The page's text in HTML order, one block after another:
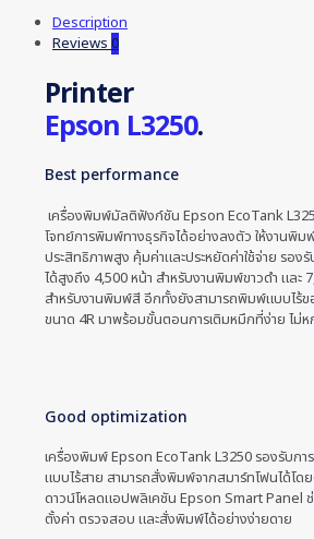
Description
Reviews 0
Printer
Epson L3250.
Best performance
เครื่องพิมพ์มัลติฟังก์ชัน Epson EcoTank
โจทย์การพิมพ์ทางธุรกิจได้อย่างลงตัว ให้งานพิม
ประสิทธิภาพสูง คุ้มค่าและประหยัดค่าใช้จ่าย รอง
ได้สูงถึง 4,500 หน้า สำหรับงานพิมพ์ขาวดำ และ
สำหรับงานพิมพ์สี อีกทั้งยังสามารถพิมพ์แบบไร้ข
ขนาด 4R มาพร้อมขั้นตอนการเติมหมึกที่ง่าย ไม่ห
Good optimization
เครื่องพิมพ์ Epson EcoTank L3250 รองรับกา
แบบไร้สาย สามารถสั่งพิมพ์จากสมาร์ทโฟนได้โด
ดาวน์โหลดแอปพลิเคชัน Epson Smart Panel
ตั้งค่า ตรวจสอบ และสั่งพิมพ์ได้อย่างง่ายดาย